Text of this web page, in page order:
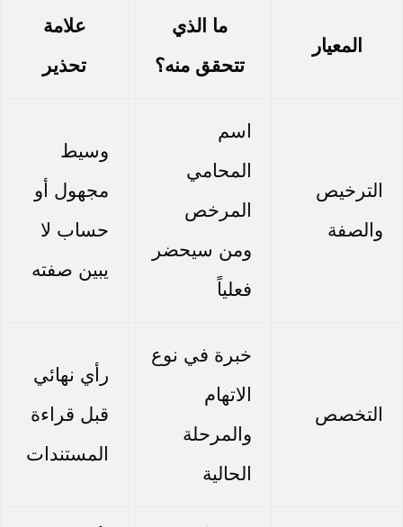
المعيار
ما الذي
تتحقق منه؟
علامة
تحذير
الترخيص
والصفة
اسم
المحامي
المرخص
ومن سيحضر
فعلياً
وسيط
مجهول أو
حساب لا
يبين صفته
التخصص
خبرة في نوع
الاتهام
والمرحلة
الحالية
رأي نهائي
قبل قراءة
المستندات